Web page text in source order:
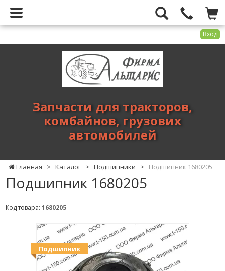
Вход
тракторов,
комбайнов,
Запчасти для тракторов,
комбайнов, грузових
автомобилей
Главная > Каталог > Подшипники > Подшипник 1680205
Подшипник 1680205
Код товара: 1680205
Подшипник